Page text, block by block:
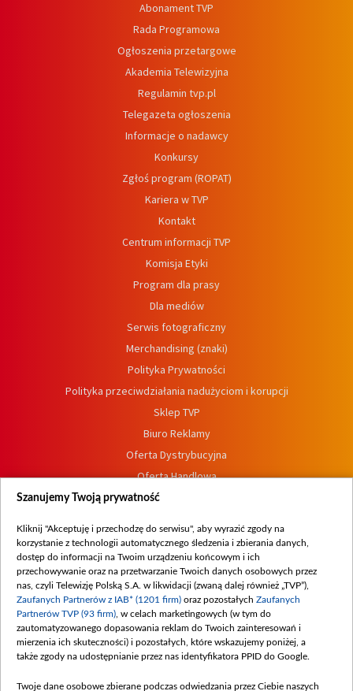
Abonament TVP
Rada Programowa
Ogłoszenia przetargowe
Akademia Telewizyjna
Regulamin tvp.pl
Telegazeta ogłoszenia
Informacje o nadawcy
Konkursy
Zgłoś program (ROPAT)
Kariera w TVP
Kontakt
Centrum informacji TVP
Komisja Etyki
Program dla prasy
Dla mediów
Serwis fotograficzny
Merchandising (znaki)
Polityka Prywatności
Polityka przeciwdziałania nadużyciom i korupcji
Sklep TVP
Biuro Reklamy
Oferta Dystrybucyjna
Oferta Handlowa
Dostępność
Procedura zgłoszeń wewnętrznych
Szanujemy Twoją prywatność
Kliknij "Akceptuję i przechodzę do serwisu", aby wyrazić zgody na
korzystanie z technologii automatycznego śledzenia i zbierania danych,
dostęp do informacji na Twoim urządzeniu końcowym i ich
przechowywanie oraz na przetwarzanie Twoich danych osobowych przez
nas, czyli Telewizję Polską S.A. w likwidacji (zwaną dalej również „TVP”),
Zaufanych Partnerów z IAB* (1201 firm) oraz pozostałych Zaufanych
Partnerów TVP (93 firm) , w celach marketingowych (w tym do
zautomatyzowanego dopasowania reklam do Twoich zainteresowań i
mierzenia ich skuteczności) i pozostałych, które wskazujemy poniżej, a
także zgody na udostępnianie przez nas identyfikatora PPID do Google.
Twoje dane osobowe zbierane podczas odwiedzania przez Ciebie naszych